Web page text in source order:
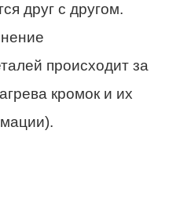
друг с другом.
происходит за
кромок и их